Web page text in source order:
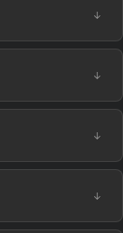
↓
↓
↓
↓